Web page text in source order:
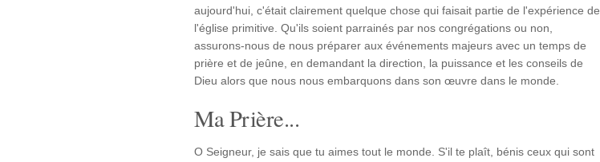
aujourd'hui, c'était clairement quelque chose qui faisait partie de l'expérience de
l'église primitive. Qu'ils soient parrainés par nos congrégations ou non,
assurons-nous de nous préparer aux événements majeurs avec un temps de
prière et de jeûne, en demandant la direction, la puissance et les conseils de
Dieu alors que nous nous embarquons dans son œuvre dans le monde.
Ma Prière...
O Seigneur, je sais que tu aimes tout le monde. S'il te plaît, bénis ceux qui sont